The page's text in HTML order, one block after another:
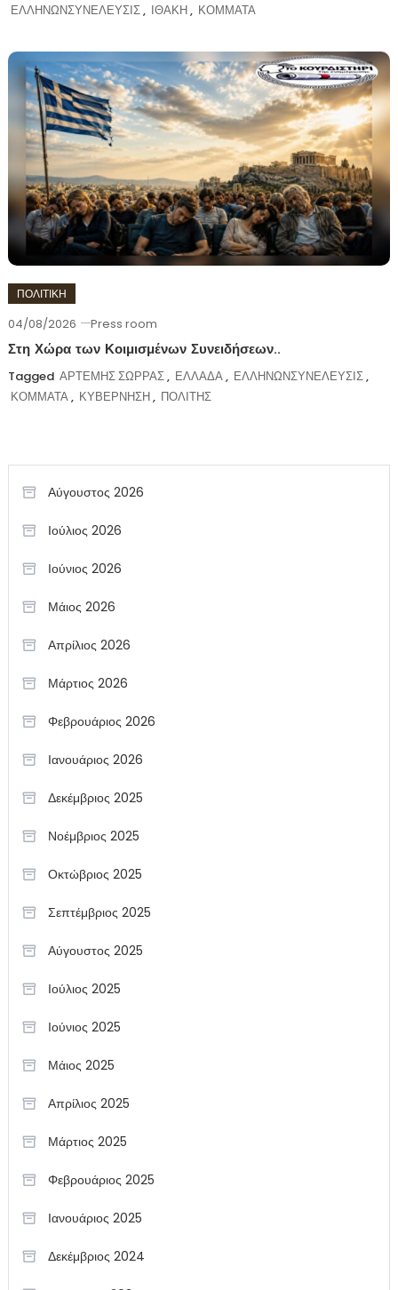
ΕΛΛΗΝΩΝΣΥΝΕΛΕΥΣΙΣ, ΙΘΑΚΗ, ΚΟΜΜΑΤΑ
ΠΟΛΙΤΙΚΗ
04/08/2026 Press room
Στη Χώρα των Κοιμισμένων Συνειδήσεων..
Tagged ΑΡΤΕΜΗΣ ΣΩΡΡΑΣ, ΕΛΛΑΔΑ, ΕΛΛΗΝΩΝΣΥΝΕΛΕΥΣΙΣ,
ΚΟΜΜΑΤΑ, ΚΥΒΕΡΝΗΣΗ, ΠΟΛΙΤΗΣ
Αύγουστος 2026
Ιούλιος 2026
Ιούνιος 2026
Μάιος 2026
Απρίλιος 2026
Μάρτιος 2026
Φεβρουάριος 2026
Ιανουάριος 2026
Δεκέμβριος 2025
Νοέμβριος 2025
Οκτώβριος 2025
Σεπτέμβριος 2025
Αύγουστος 2025
Ιούλιος 2025
Ιούνιος 2025
Μάιος 2025
Απρίλιος 2025
Μάρτιος 2025
Φεβρουάριος 2025
Ιανουάριος 2025
Δεκέμβριος 2024